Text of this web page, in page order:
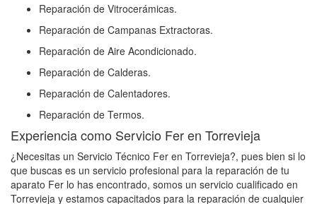
Reparación de Vitrocerámicas.
Reparación de Campanas Extractoras.
Reparación de Aire Acondicionado.
Reparación de Calderas.
Reparación de Calentadores.
Reparación de Termos.
Experiencia como Servicio Fer en Torrevieja
¿Necesitas un Servicio Técnico Fer en Torrevieja?, pues bien si lo
que buscas es un servicio profesional para la reparación de tu
aparato Fer lo has encontrado, somos un servicio cualificado en
Torrevieja y estamos capacitados para la reparación de cualquier